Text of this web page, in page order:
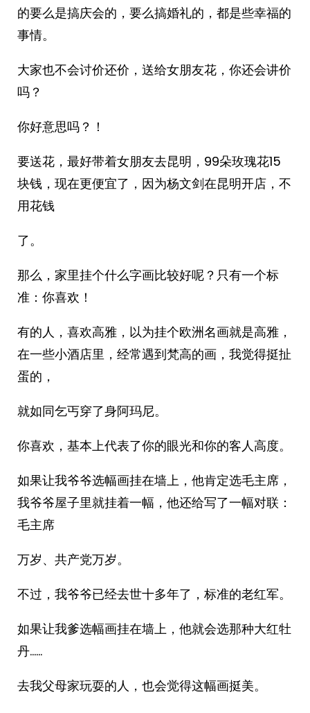
的要么是搞庆会的，要么搞婚礼的，都是些幸福的
事情。
大家也不会讨价还价，送给女朋友花，你还会讲价
吗？
你好意思吗？！
要送花，最好带着女朋友去昆明，99朵玫瑰花15
块钱，现在更便宜了，因为杨文剑在昆明开店，不
用花钱
了。
那么，家里挂个什么字画比较好呢？只有一个标
准：你喜欢！
有的人，喜欢高雅，以为挂个欧洲名画就是高雅，
在一些小酒店里，经常遇到梵高的画，我觉得挺扯
蛋的，
就如同乞丐穿了身阿玛尼。
你喜欢，基本上代表了你的眼光和你的客人高度。
如果让我爷爷选幅画挂在墙上，他肯定选毛主席，
我爷爷屋子里就挂着一幅，他还给写了一幅对联：
毛主席
万岁、共产党万岁。
不过，我爷爷已经去世十多年了，标准的老红军。
如果让我爹选幅画挂在墙上，他就会选那种大红牡
丹……
去我父母家玩耍的人，也会觉得这幅画挺美。